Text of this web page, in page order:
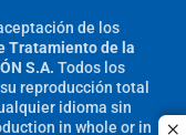
de los
Tratamiento de la
S.A. Todos los
reproducción total
idioma sin
in whole or in